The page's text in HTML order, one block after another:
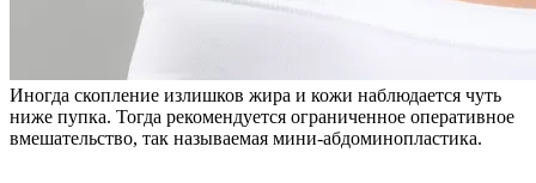
Иногда скопление излишков жира и кожи наблюдается чуть
ниже пупка. Тогда рекомендуется ограниченное оперативное
вмешательство, так называемая мини-абдоминопластика.